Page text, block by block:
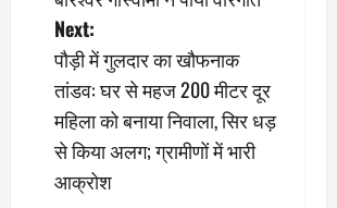
n
a
v
i
Next:
पौड़ी में गुलदार का खौफनाक
तांडव: घर से महज 200 मीटर दूर
महिला को बनाया निवाला, सिर धड़
से किया अलग; ग्रामीणों में भारी
आक्रोश